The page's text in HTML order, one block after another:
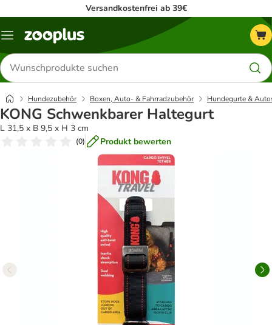
Versandkostenfrei ab 39€
Menü
Produkte
suchen
Hundezubehör Boxen, Auto- & Fahrradzubehör Hundegurte &
KONG Schwenkbarer Haltegurt
L 31,5 x B 9,5 x H 3 cm
(0) Produkt bewerten